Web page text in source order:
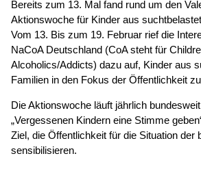
Bereits zum 13. Mal fand rund um den
Aktionswoche für Kinder aus
Vom 13. Bis zum 19. Februar rief die
NaCoA Deutschland (CoA steht für
Alcoholics/Addicts) dazu auf, Kinder aus
Familien in den Fokus der Öffentlichkeit
Die Aktionswoche läuft jährlich
„Vergessenen Kindern eine Stimme
Ziel, die Öffentlichkeit für die Situation der
sensibilisieren.